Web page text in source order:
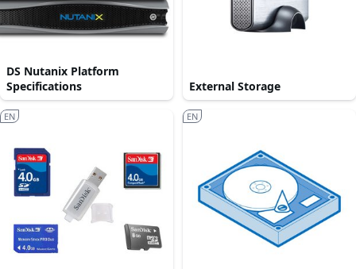
DS Nutanix Platform
Specifications
External Storage
EN EN